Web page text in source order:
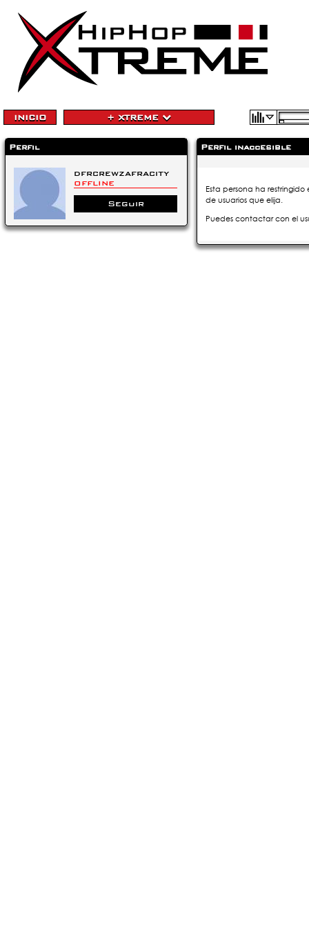
INICIO + XTREME
Perfil
dfrcrewzafracity
OFFLINE
Seguir
Perfil inaccesible
Esta persona ha
de usuarios que elija.
Puedes contactar con el